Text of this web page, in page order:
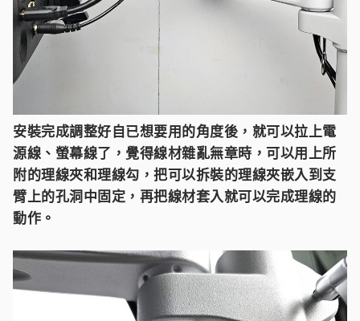
安裝完成調整好自已想要用的角度後，就可以拉上電
源線、螢幕線了，覺得線材雜亂無章時，可以用上所
附的理線夾和理線勾，把可以拆裝的理線夾嵌入到支
臂上的孔洞中固定，再把線材套入就可以完成理線的
動作。